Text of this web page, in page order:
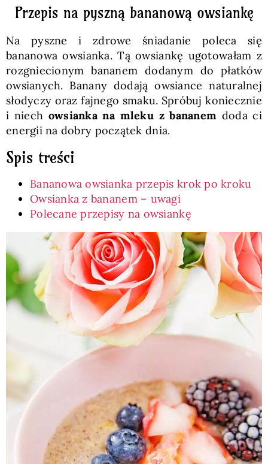
Zdrowo i fit
Kuchnie świata
SKLEP
Przepis na pyszną bananową owsiankę
Na pyszne i zdrowe śniadanie poleca się
bananowa owsianka. Tą owsiankę ugotowałam z
rozgniecionym bananem dodanym do płatków
owsianych. Banany dodają owsiance naturalnej
słodyczy oraz fajnego smaku. Spróbuj koniecznie
i niech owsianka na mleku z bananem doda ci
energii na dobry początek dnia.
Spis treści
Bananowa owsianka przepis krok po kroku
Owsianka z bananem – uwagi
Polecane przepisy na owsiankę